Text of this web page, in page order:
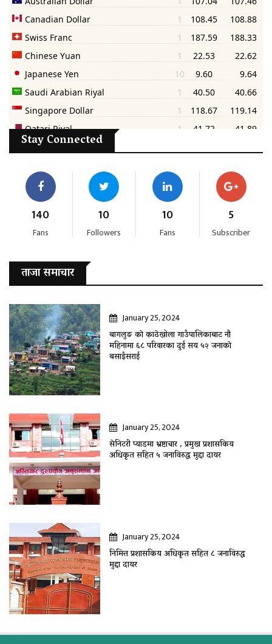
Stay Connected
140
Fans
10
Followers
10
Fans
5
Subscriber
ताजा समाचार
January 25, 2024
बागलुङ काे काठेखोला गाउँपालिकाबाट नौ
महिनामा ६८ परिवारका दुई सय ५२ जनाकाे
बसाइँसराई
January 25, 2024
सेनिटरी प्याडमा भ्रष्टाचार , प्रमुख प्रशासकिय
अधिकृत सहित ५ जनाविरुद्ध मुद्दा दायर
January 25, 2024
निमित्त प्रशासकिय अधिकृत सहित ८ जनाविरुद्ध
मुद्दा दायर